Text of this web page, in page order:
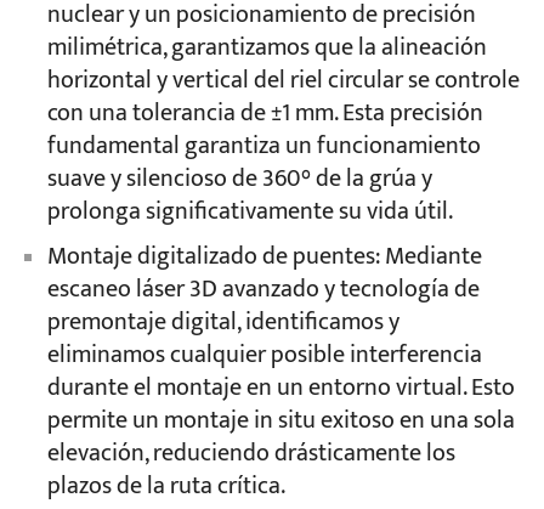
nuclear y un posicionamiento de precisión
milimétrica, garantizamos que la alineación
horizontal y vertical del riel circular se controle
con una tolerancia de ±1 mm. Esta precisión
fundamental garantiza un funcionamiento
suave y silencioso de 360° de la grúa y
prolonga significativamente su vida útil.
Montaje digitalizado de puentes: Mediante
escaneo láser 3D avanzado y tecnología de
premontaje digital, identificamos y
eliminamos cualquier posible interferencia
durante el montaje en un entorno virtual. Esto
permite un montaje in situ exitoso en una sola
elevación, reduciendo drásticamente los
plazos de la ruta crítica.